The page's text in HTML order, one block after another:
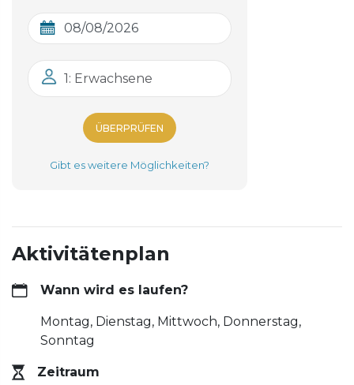
1: Erwachsene
ÜBERPRÜFEN
Gibt es weitere Möglichkeiten?
Aktivitätenplan
Wann wird es laufen?
Montag, Dienstag, Mittwoch, Donnerstag,
Sonntag
Zeitraum